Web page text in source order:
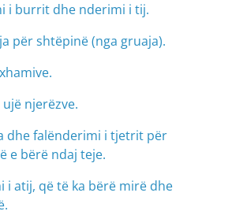
i burrit dhe nderimi i tij.
për shtëpinë (nga gruaja).
ujë njerëzve.
dhe falënderimi i tjetrit për
e bërë ndaj teje.
i atij, që të ka bërë mirë dhe